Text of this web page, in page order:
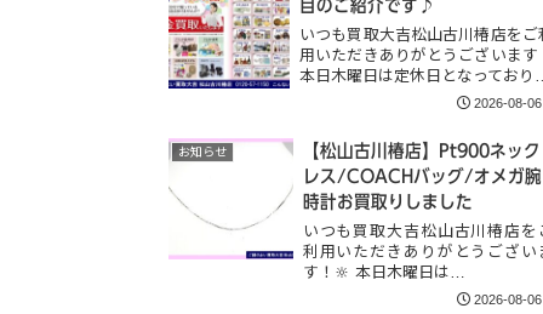
目のご紹介です♪
いつも買取大吉松山古川椿店をご
用いただきありがとうございます
本日木曜日は定休日となっており
2026-08-06
お知らせ
【松山古川椿店】Pt900ネック
レス/COACHバッグ/オメガ腕
時計お買取りしました
いつも買取大吉松山古川椿店を
利用いただきありがとうござい
す！🔆 本日木曜日は…
2026-08-06